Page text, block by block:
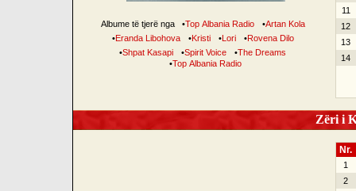
Albume të tjerë nga •Top Albania Radio •Artan Kola
•Eranda Libohova •Kristi •Lori •Rovena Dilo
•Shpat Kasapi •Spirit Voice •The Dreams
•Top Albania Radio
11
12
13
14
Zëri i
Nr.
1
2